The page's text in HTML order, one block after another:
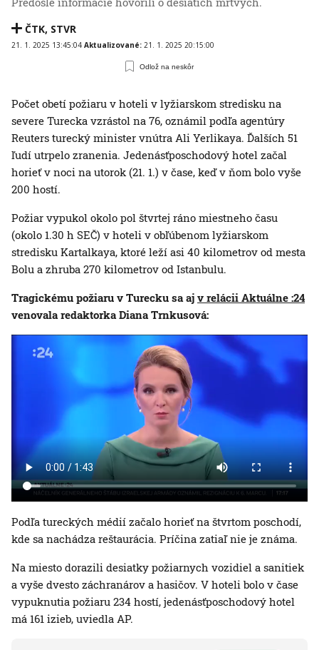
ČTK, STVR
21. 1. 2025 13:45:04 Aktualizované: 21. 1. 2025 20:15:00
Odlož na neskôr
Počet obetí požiaru v hoteli v lyžiarskom stredisku na
severe Turecka vzrástol na 76, oznámil podľa agentúry
Reuters turecký minister vnútra Ali Yerlikaya. Ďalších 51
ľudí utrpelo zranenia. Jedenásťposchodový hotel začal
horieť v noci na utorok (21. 1.) v čase, keď v ňom bolo vyše
200 hostí.
Požiar vypukol okolo pol štvrtej ráno miestneho času
(okolo 1.30 h SEČ) v hoteli v obľúbenom lyžiarskom
stredisku Kartalkaya, ktoré leží asi 40 kilometrov od mesta
Bolu a zhruba 270 kilometrov od Istanbulu.
Tragickému požiaru v Turecku sa aj v relácii Aktuálne :24
venovala redaktorka Diana Trnkusová:
Podľa tureckých médií začalo horieť na štvrtom poschodí,
kde sa nachádza reštaurácia. Príčina zatiaľ nie je známa.
Na miesto dorazili desiatky požiarnych vozidiel a sanitiek
a vyše dvesto záchranárov a hasičov. V hoteli bolo v čase
vypuknutia požiaru 234 hostí, jedenásťposchodový hotel
má 161 izieb, uviedla AP.